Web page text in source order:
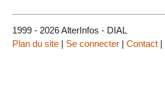
1999 - 2026 AlterInfos - DIAL
Plan du site | Se connecter | Contact |